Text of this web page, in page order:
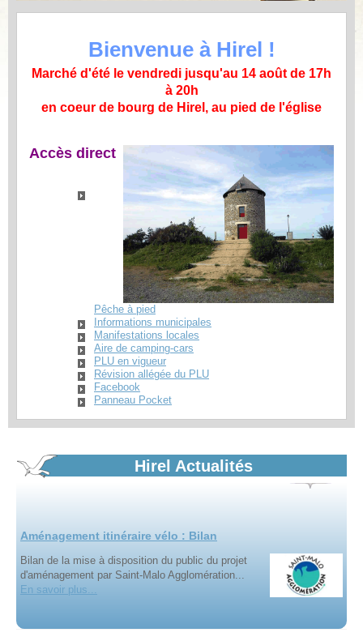
Bienvenue à Hirel !
Marché d'été le vendredi jusqu'au 14 août de 17h
à 20h
en coeur de bourg de Hirel, au pied de l'église
Accès direct
Pêche à pied
Informations municipales
Manifestations locales
Aire de camping-cars
PLU en vigueur
Révision allégée du PLU
Facebook
Panneau Pocket
Hirel Actualités
tous les vendredis dans le bourg
Horaires d'été mairie
Plages d'ouvertures du secrétariat mairie
En savoir plus...
Bilan de la mise à disposition du public du projet
d'aménagement par Saint-Malo Agglomération...
En savoir plus...